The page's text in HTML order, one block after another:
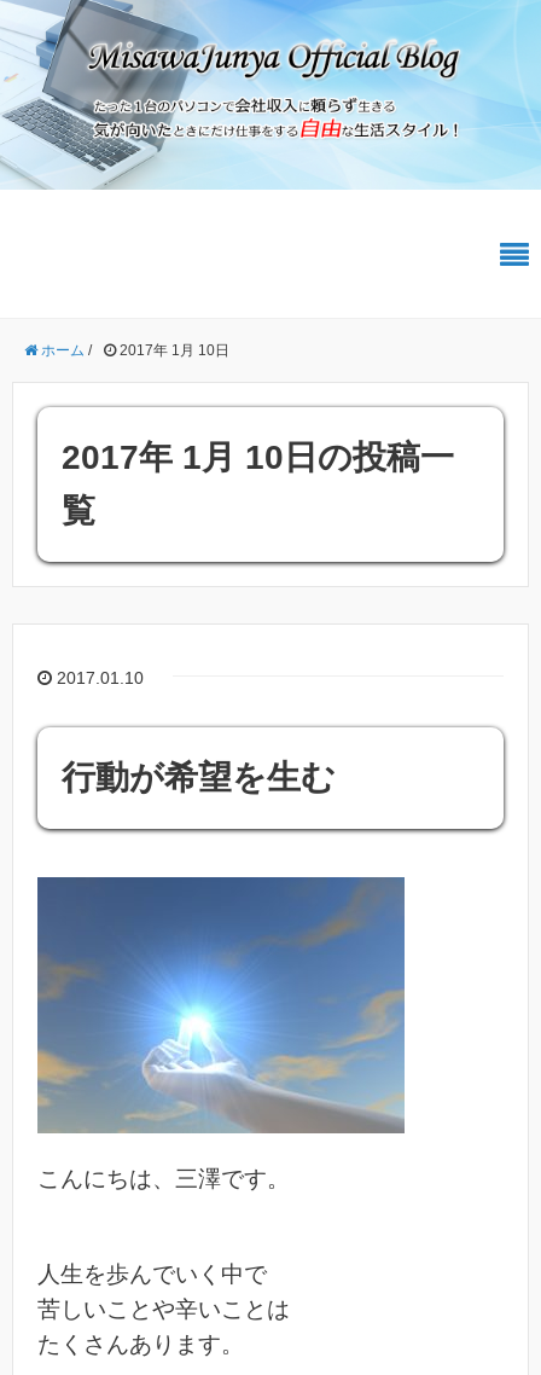
ホーム / 2017年 1月 10日
2017年 1月 10日の投稿一
覧
2017.01.10
行動が希望を生む
こんにちは、三澤です。
人生を歩んでいく中で
苦しいことや辛いことは
たくさんあります。